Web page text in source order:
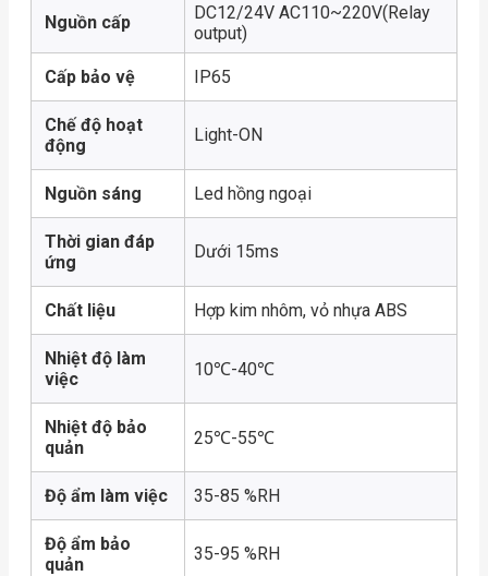
Nguồn cấp
DC12/24V AC110~220V(Relay
output)
Cấp bảo vệ IP65
Chế độ hoạt
động
Light-ON
Nguồn sáng Led hồng ngoại
Thời gian đáp
ứng
Dưới 15ms
Chất liệu Hợp kim nhôm, vỏ nhựa ABS
Nhiệt độ làm
việc
10℃-40℃
Nhiệt độ bảo
quản
25℃-55℃
Độ ẩm làm việc 35-85 %RH
Độ ẩm bảo
quản
35-95 %RH